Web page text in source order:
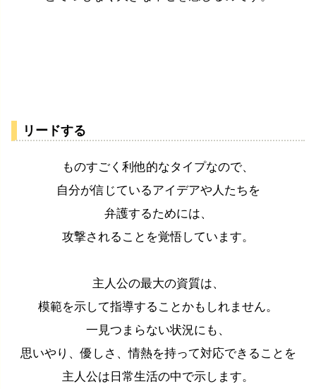
リードする
ものすごく利他的なタイプなので、
自分が信じているアイデアや人たちを
弁護するためには、
攻撃されることを覚悟しています。
主人公の最大の資質は、
模範を示して指導することかもしれません。
一見つまらない状況にも、
思いやり、優しさ、情熱を持って対応できることを
主人公は日常生活の中で示します。